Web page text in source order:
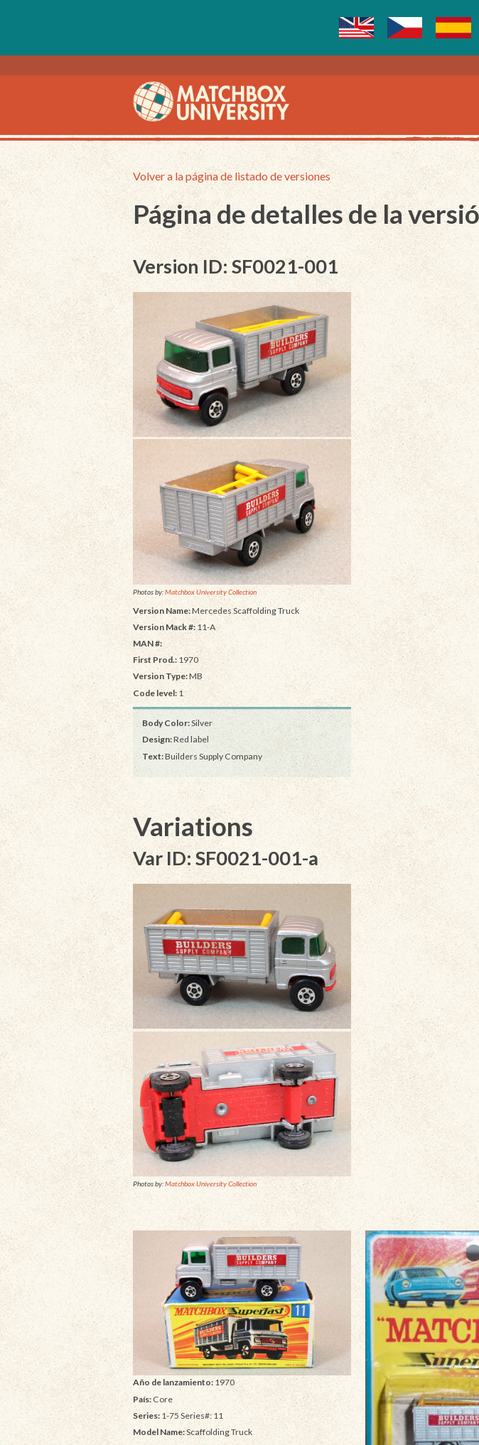
Volver a la página de listado de versiones
Página de detalles de la
Version ID: SF0021-001
Photos by:Matchbox University Collection
Version Name:Mercedes Scaffolding Truck
Version Mack #: 11-A
MAN #:
First Prod.: 1970
Version Type:MB
Code level: 1
Body Color:Silver
Design:Red label
Text:Builders Supply Company
Variations
Var ID: SF0021-001-a
Photos by:Matchbox University Collection
Año de lanzamiento: 1970
País:Core
Series: 1-75 Series#: 11
Model Name:Scaffolding Truck